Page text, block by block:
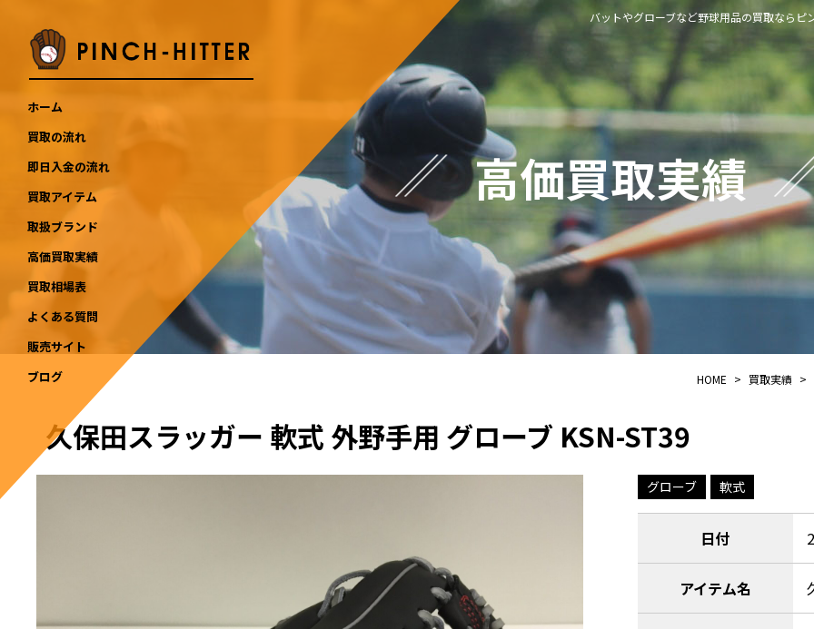
バットやグローブなど野球用品の買取なら
ホーム
買取の流れ
即日入金の流れ
買取アイテム
取扱ブランド
高価買取実績
買取相場表
よくある質問
販売サイト
ブログ
高価買取実績
HOME > 買取実績 >
久保田スラッガー 軟式 外野手用 グローブ KSN-ST39
グローブ 軟式
日付
アイテム名